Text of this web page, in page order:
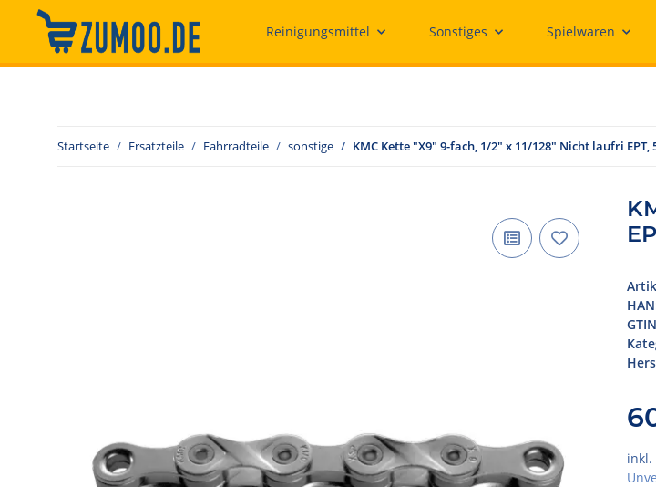
Reinigungsmittel Sonstiges Spielwaren
Startseite Ersatzteile Fahrradteile sonstige KMC Kette "X9" 9-fach, 1/2" x 11/128" Nicht laufri EPT,
inkl.